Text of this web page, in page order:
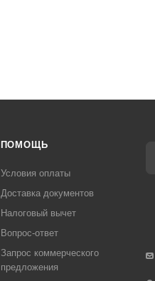
ПОМОЩЬ
Условия оплаты
Доставка документов
Налоговый вычет
Вопрос-ответ
Запрос коммерческого
предложения